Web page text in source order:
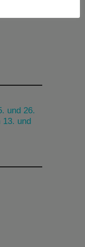
und 26.
13. und